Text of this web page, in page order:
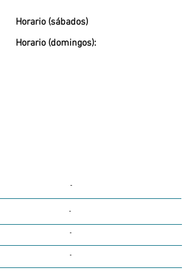
Horario (sábados)
Horario (domingos):
-
-
-
-